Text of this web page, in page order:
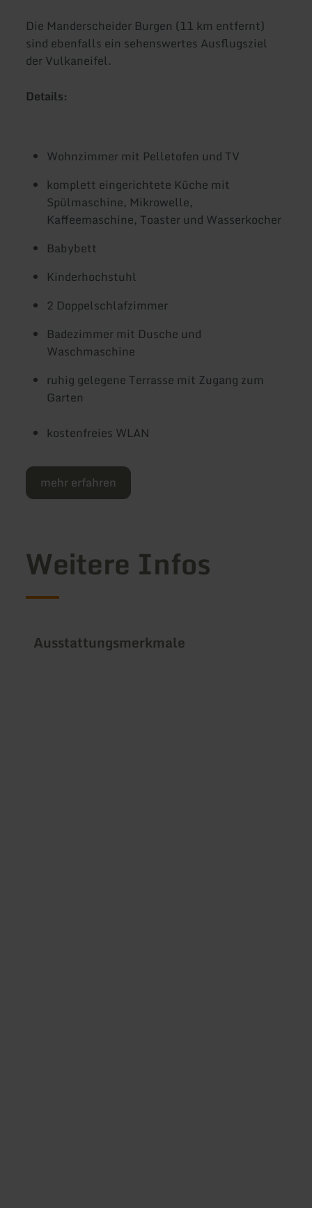
Die Manderscheider Burgen (11 km entfernt)
sind ebenfalls ein sehenswertes Ausflugsziel
der Vulkaneifel.
Details:
Wohnzimmer mit Pelletofen und TV
komplett eingerichtete Küche mit
Spülmaschine, Mikrowelle,
Kaffeemaschine, Toaster und Wasserkocher
Babybett
Kinderhochstuhl
2 Doppelschlafzimmer
Badezimmer mit Dusche und
Waschmaschine
ruhig gelegene Terrasse mit Zugang zum
Garten
kostenfreies WLAN
mehr erfahren
Weitere Infos
Ausstattungsmerkmale